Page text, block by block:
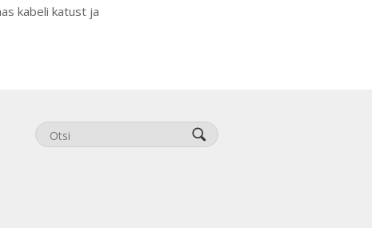
kabeli katust ja